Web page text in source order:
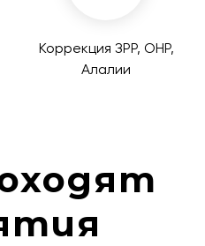
Коррекция ЗРР, ОНР,
Алалии